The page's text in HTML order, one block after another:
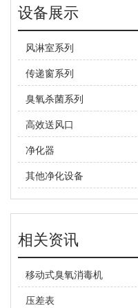
设备展示
风淋室系列
传递窗系列
臭氧杀菌系列
高效送风口
净化器
其他净化设备
相关资讯
移动式臭氧消毒机
压差表